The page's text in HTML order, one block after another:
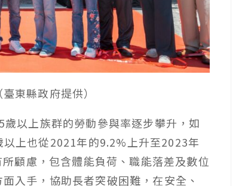
東縣政府提供）
以上族群的勞動參與率逐步攀升，如
上也從2021年的9.2%上升至2023年
顧慮，包含體能負荷、職能落差及數位
入手，協助長者突破困難，在安全、